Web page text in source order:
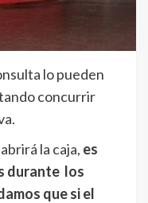
lo pueden
concurrir
la caja, es
durante los
que si el